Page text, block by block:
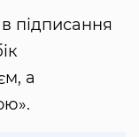
підписання
а